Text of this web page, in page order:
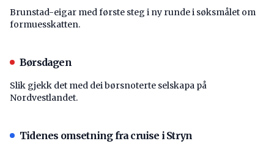
Brunstad-eigar med første steg i ny runde i søksmålet om
formuesskatten.
Børsdagen
Slik gjekk det med dei børsnoterte selskapa på
Nordvestlandet.
Tidenes omsetning fra cruise i Stryn